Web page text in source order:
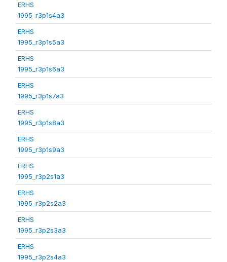
ERHS
1995_r3p1s4a3
ERHS
1995_r3p1s5a3
ERHS
1995_r3p1s6a3
ERHS
1995_r3p1s7a3
ERHS
1995_r3p1s8a3
ERHS
1995_r3p1s9a3
ERHS
1995_r3p2s1a3
ERHS
1995_r3p2s2a3
ERHS
1995_r3p2s3a3
ERHS
1995_r3p2s4a3